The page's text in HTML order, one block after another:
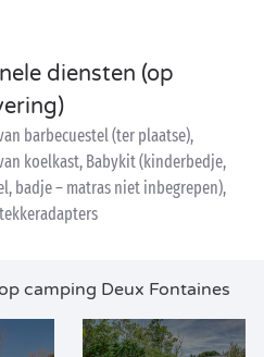
diensten (op
barbecuestel (ter plaatse),
koelkast, Babykit (kinderbedje,
badje – matras niet inbegrepen),
camping Deux Fontaines